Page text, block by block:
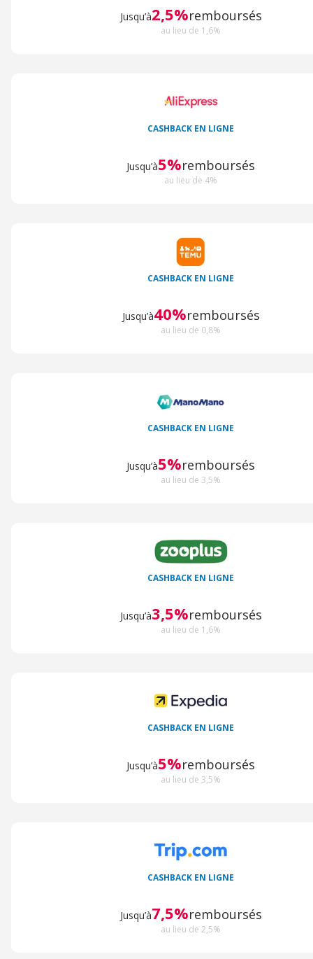
Jusqu’à2,5%remboursés
au lieu de 1,6%
CASHBACK EN LIGNE
Jusqu’à5%remboursés
au lieu de 4%
CASHBACK EN LIGNE
Jusqu’à40%remboursés
au lieu de 0,8%
CASHBACK EN LIGNE
Jusqu’à5%remboursés
au lieu de 3,5%
CASHBACK EN LIGNE
Jusqu’à3,5%remboursés
au lieu de 1,6%
CASHBACK EN LIGNE
Jusqu’à5%remboursés
au lieu de 3,5%
CASHBACK EN LIGNE
Jusqu’à7,5%remboursés
au lieu de 2,5%